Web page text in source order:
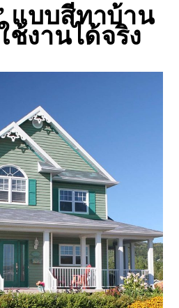
แบบสีทาบ้าน
ช้งานได้จริง